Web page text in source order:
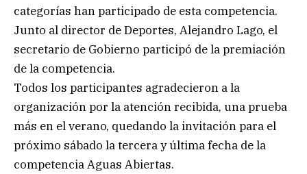
categorías han participado de esta competencia.
Junto al director de Deportes, Alejandro Lago, el
secretario de Gobierno participó de la premiación
de la competencia.
Todos los participantes agradecieron a la
organización por la atención recibida, una prueba
más en el verano, quedando la invitación para el
próximo sábado la tercera y última fecha de la
competencia Aguas Abiertas.